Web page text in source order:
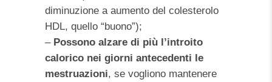
diminuzione a aumento del colesterolo
HDL, quello “buono”);
– Possono alzare di più l’introito
calorico nei giorni antecedenti le
mestruazioni, se vogliono mantenere